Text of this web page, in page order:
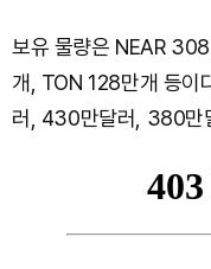
보유 물량은 NEAR
개, TON 128만개 등이
러, 430만달러, 380만